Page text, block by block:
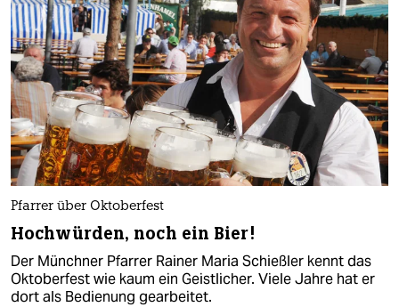
Pfarrer über Oktoberfest
Hochwürden, noch ein Bier!
Der Münchner Pfarrer Rainer Maria Schießler kennt das
Oktoberfest wie kaum ein Geistlicher. Viele Jahre hat er
dort als Bedienung gearbeitet.